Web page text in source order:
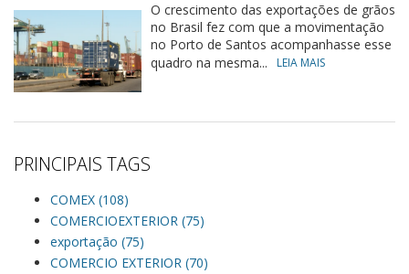
O crescimento das exportações de grãos
no Brasil fez com que a movimentação
no Porto de Santos acompanhasse esse
quadro na mesma...
LEIA MAIS
PRINCIPAIS TAGS
COMEX (108)
COMERCIOEXTERIOR (75)
exportação (75)
COMERCIO EXTERIOR (70)